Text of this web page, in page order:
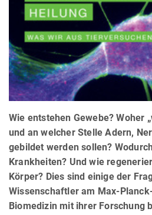
Wie entstehen Gewebe? Woher
und an welcher Stelle Adern,
gebildet werden sollen?
Krankheiten? Und wie
Körper? Dies sind einige der
Wissenschaftler am Max-
Biomedizin mit ihrer Forschung